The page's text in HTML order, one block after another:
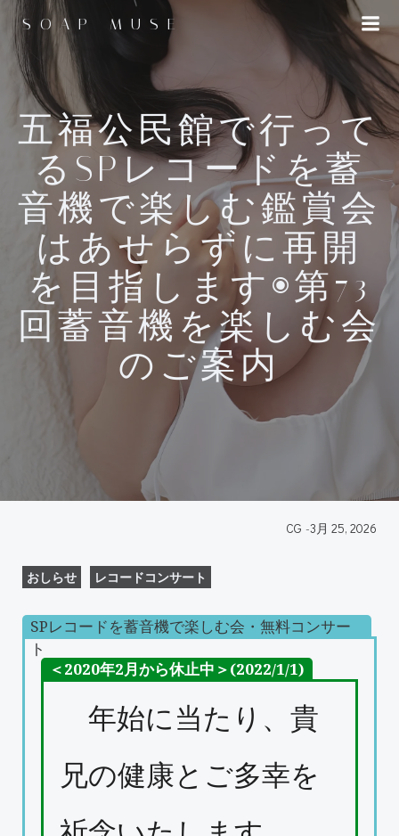
ツ
へ
ス
キ
プ
SOAP MUSE
五福公民館で行って
るSPレコードを蓄
音機で楽しむ鑑賞会
はあせらずに再開
を目指します◉第73
回蓄音機を楽しむ会
のご案内
CG -3月 25, 2026
おしらせ レコードコンサート
SPレコードを蓄音機で楽しむ会・無料コンサー
ト
＜2020年2月から休止中＞(2022/1/1)
年始に当たり、貴
兄の健康とご多幸を